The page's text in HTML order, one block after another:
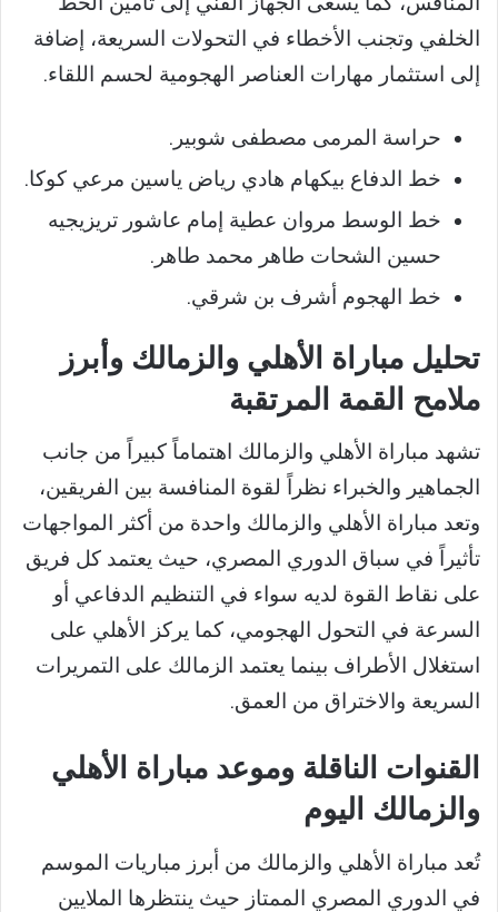
الخلفي وتجنب الأخطاء في التحولات السريعة، إضافة
إلى استثمار مهارات العناصر الهجومية لحسم اللقاء.
حراسة المرمى مصطفى شوبير.
خط الدفاع بيكهام هادي رياض ياسين مرعي كوكا.
خط الوسط مروان عطية إمام عاشور تريزيجيه
حسين الشحات طاهر محمد طاهر.
خط الهجوم أشرف بن شرقي.
تحليل مباراة الأهلي والزمالك وأبرز
ملامح القمة المرتقبة
تشهد مباراة الأهلي والزمالك اهتماماً كبيراً من جانب
الجماهير والخبراء نظراً لقوة المنافسة بين الفريقين،
وتعد مباراة الأهلي والزمالك واحدة من أكثر المواجهات
تأثيراً في سباق الدوري المصري، حيث يعتمد كل فريق
على نقاط القوة لديه سواء في التنظيم الدفاعي أو
السرعة في التحول الهجومي، كما يركز الأهلي على
استغلال الأطراف بينما يعتمد الزمالك على التمريرات
السريعة والاختراق من العمق.
القنوات الناقلة وموعد مباراة الأهلي
والزمالك اليوم
تُعد مباراة الأهلي والزمالك من أبرز مباريات الموسم
في الدوري المصري الممتاز حيث ينتظرها الملايين